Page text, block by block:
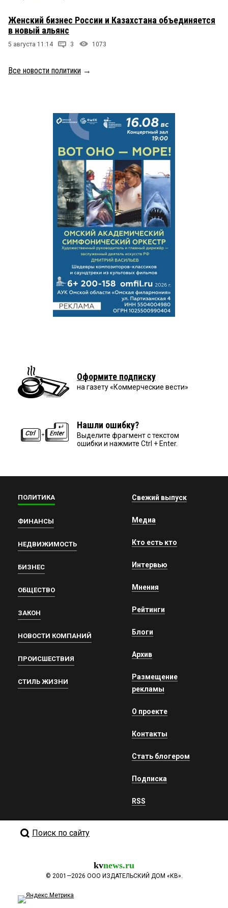
Женский бизнес России и Казахстана объединяется
в новый альянс
5 августа 11:14 3 1073
Все новости политики →
Оформите подписку
на газету «Коммерческие вести»
Нашли ошибку?
Выделите фрагмент с текстом
ошибки и нажмите Ctrl + Enter.
ПОЛИТИКА
ФИНАНСЫ
НЕДВИЖИМОСТЬ
БИЗНЕС
ОБЩЕСТВО
ЗАКОН
НОВОСТИ КОМПАНИЙ
ПРОИСШЕСТВИЯ
СТИЛЬ ЖИЗНИ
Свежий выпуск
Медиа
Кто есть кто
Интервью
Мнения
Рейтинги
Блоги
Архив
Размещение
рекламы
О проекте
Контакты
Стать блогером
Подписка
RSS
Поиск по сайту
kvnews.ru
© 2001—2026 ООО ИЗДАТЕЛЬСКИЙ ДОМ «КВ».